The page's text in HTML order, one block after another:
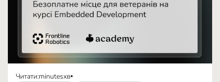
Читати:minutesхв